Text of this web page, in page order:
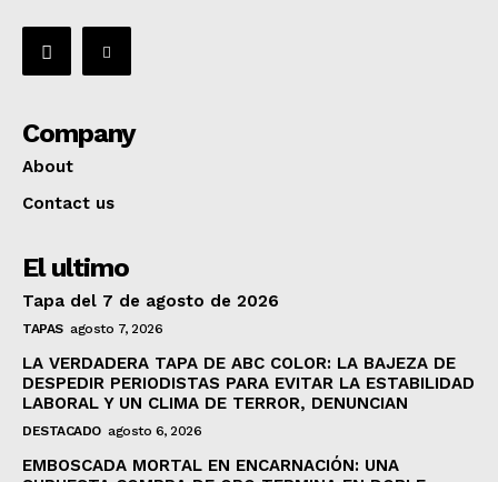
Company
About
Contact us
El ultimo
Tapa del 7 de agosto de 2026
TAPAS agosto 7, 2026
LA VERDADERA TAPA DE ABC COLOR: LA BAJEZA DE
DESPEDIR PERIODISTAS PARA EVITAR LA ESTABILIDAD
LABORAL Y UN CLIMA DE TERROR, DENUNCIAN
DESTACADO agosto 6, 2026
EMBOSCADA MORTAL EN ENCARNACIÓN: UNA